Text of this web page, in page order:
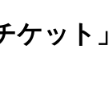
ット」